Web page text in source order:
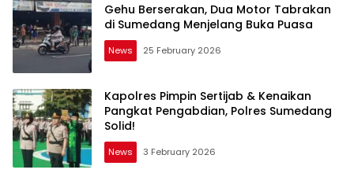
Gehu Berserakan, Dua Motor Tabrakan
di Sumedang Menjelang Buka Puasa
News 25 February 2026
Kapolres Pimpin Sertijab & Kenaikan
Pangkat Pengabdian, Polres Sumedang
Solid!
News 3 February 2026